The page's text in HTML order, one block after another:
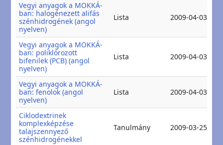
Vegyi anyagok a MOKKÁ-
ban: halogénezett alifás
szénhidrogének (angol
nyelven)
Lista 2009-04-03
Vegyi anyagok a MOKKÁ-
ban: poliklórozott
bifenilek (PCB) (angol
nyelven)
Lista 2009-04-03
Vegyi anyagok a MOKKÁ-
ban: fenolok (angol
nyelven)
Lista 2009-04-03
Ciklodextrinek
komplexképzése
talajszennyező
szénhidrogénekkel
Tanulmány 2009-03-25